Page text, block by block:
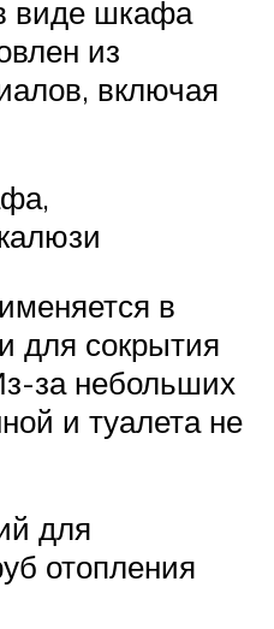
виде шкафа
из
включая
в
для сокрытия
за небольших
и туалета не
для
отопления